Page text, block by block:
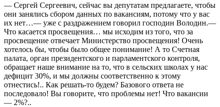
— Сергей Сергеевич, сейчас вы депутатам предлагаете, чтобы
они занялись сбором данных по вакансиям, потому что у вас
их нет…— уже с раздражением говорил господин Володин.—
Что касается просвещения… мы исходим из того, что за
просвещение отвечает Министерство просвещения! Очень
хотелось бы, чтобы было общее понимание! А то Счетная
палата, орган президентского и парламентского контроля,
обращает наше внимание на то, что в сельских школах у нас
дефицит 30%, и мы должны соответственно к этому
отнестись!.. Как решать-то будем? Базового ответа не
последовало! Вы говорите, что проблемы нет! Что вакансии
— 2%?..